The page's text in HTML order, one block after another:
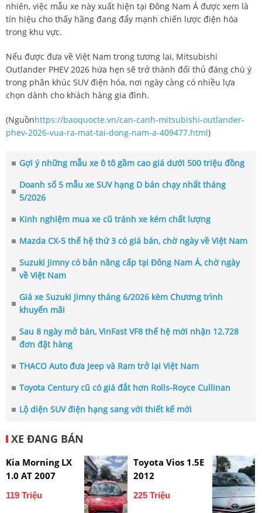
nhiên, việc mẫu xe này xuất hiện tại Đông Nam Á được xem là
tín hiệu cho thấy hãng đang đẩy mạnh chiến lược điện hóa
trong khu vực.
Nếu được đưa về Việt Nam trong tương lai, Mitsubishi
Outlander PHEV 2026 hứa hẹn sẽ trở thành đối thủ đáng chú ý
trong phân khúc SUV điện hóa, nơi ngày càng có nhiều lựa
chọn dành cho khách hàng gia đình.
(Nguồnhttps://baoquocte.vn/can-canh-mitsubishi-outlander-
phev-2026-vua-ra-mat-tai-dong-nam-a-409477.html)
Gợi ý những mẫu xe ô tô gầm cao giá dưới 500 triệu đồng
Doanh số 5 mẫu xe SUV hạng D bán chạy nhất tháng
5/2026
Kinh nghiệm mua xe cũ tránh xe kém chất lượng
Mazda CX-5 thế hệ thứ 3 có giá bán, chờ ngày về Việt Nam
Suzuki Jimny có bản nâng cấp tại Đông Nam Á, chờ ngày
về Việt Nam
Giá xe Suzuki Jimny tháng 6/2026 kèm Chương trình
khuyến mãi
Sau 8 ngày mở bán, VinFast VF8 thế hệ mới nhận 12.728
đơn đặt hàng
THACO Auto đưa Jeep và Ram trở lại Việt Nam
Toyota Century cũ có giá đắt hơn Rolls-Royce Cullinan
Lộ diện SUV điện hạng sang với thiết kế mới
XE ĐANG BÁN
Kia Morning LX
1.0 AT 2007
119 Triệu
Toyota Vios 1.5E
2012
225 Triệu